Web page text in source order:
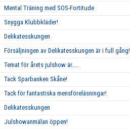
Mental Träning med SOS-Fortitude
Snygga Klubbkläder!
Delikatesskungen
Försäljningen av Delikatesskungen är i full gång!
Temat för årets julshow är…..
Tack Sparbanken Skåne!
Tack för fantastiska mensföreläsningar!
Delikatesskungen
Julshowanmälan öppen!